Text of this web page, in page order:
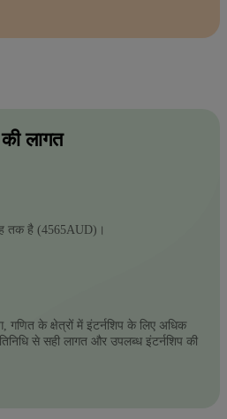
लागत
तक है (4565AUD)।
गणित के क्षेत्रों में इंटर्नशिप के लिए अधिक
से सही लागत और उपलब्ध इंटर्नशिप की